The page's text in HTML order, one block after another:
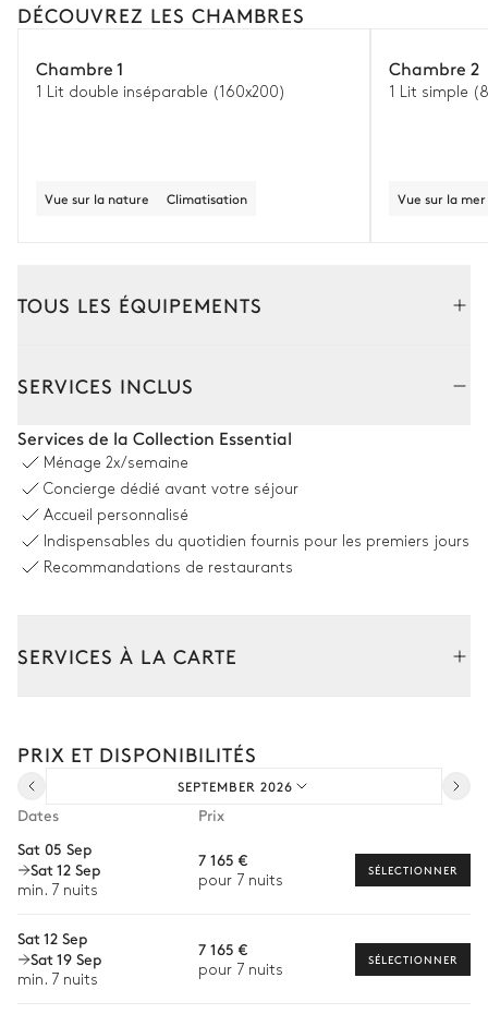
DÉCOUVREZ LES CHAMBRES
Chambre 1
1 Lit double inséparable (160x200)
Vue sur la nature Climatisation
Chambre 2
1 Lit simple
Vue sur la mer
TOUS LES ÉQUIPEMENTS
Vue panoramique sur la mer
6Transats
À débordement
Non chauffée · Au sel
Patio
1 place Gaz
Vue panoramique sur la mer
1 place
SERVICES INCLUS
Services de la Collection Essential
Ménage 2x/semaine
Concierge dédié avant votre séjour
Accueil personnalisé
Indispensables du quotidien fournis pour les premiers jours
Recommandations de restaurants
SERVICES À LA CARTE
Transfert à l'arrivée et au départ
Courses livrées avant l'arrivée
Chef à domicile
Bien-être à domicile
Babysitter
PRIX ET DISPONIBILITÉS
SEPTEMBER 2026
Dates
Prix
Sat 05 Sep
Sat 12 Sep
min. 7 nuits
7 165 €
pour 7 nuits
SÉLECTIONNER
Sat 12 Sep
Sat 19 Sep
min. 7 nuits
7 165 €
pour 7 nuits
SÉLECTIONNER